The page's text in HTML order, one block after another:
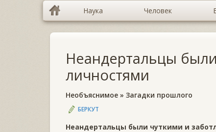
Наука Человек
Неандертальцы
личностями
Необъяснимое » Загадки прошлого
БЕРКУТ
Неандертальцы были чуткими и